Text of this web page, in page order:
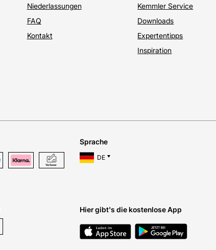
Niederlassungen
FAQ
Kontakt
Kemmler Service
Downloads
Expertentipps
Inspiration
Sprache
DE
Hier gibt's die kostenlose App